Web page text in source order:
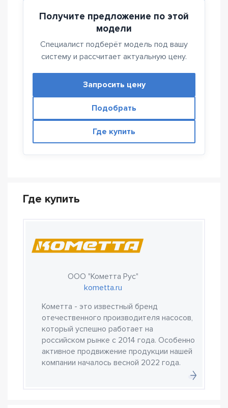
Получите предложение по этой
модели
Специалист подберёт модель под вашу
систему и рассчитает актуальную цену.
Запросить цену
Подобрать
Где купить
Где купить
ООО "Кометта Рус"
kometta.ru
Кометта - это известный бренд
отечественного производителя насосов,
который успешно работает на
российском рынке с 2014 года. Особенно
активное продвижение продукции нашей
компании началось весной 2022 года.